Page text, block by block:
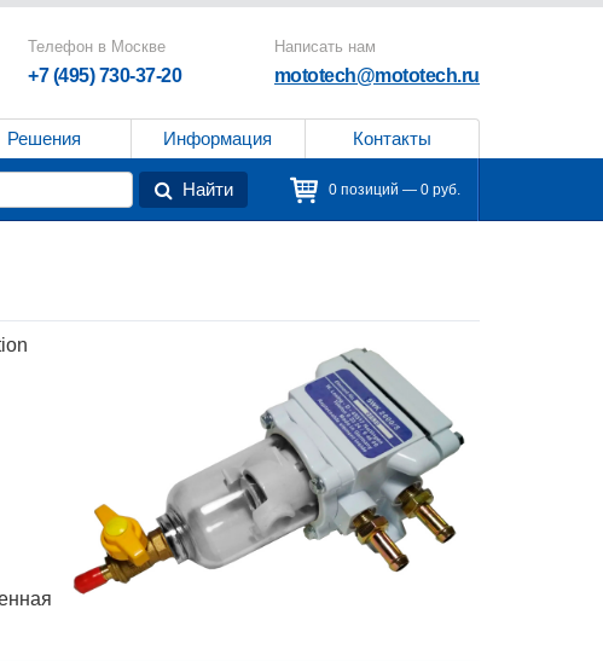
Телефон в Москве
+7 (495) 730-37-20
Написать нам
mototech@mototech.ru
Решения Информация Контакты
Найти 0 позиций — 0 руб.